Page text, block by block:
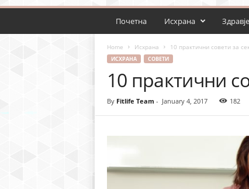
Почетна Исхрана Здравје
Home Исхрана 10 практични совети за
ИСХРАНА СОВЕТИ
10 практични
By Fitlife Team - January 4, 2017 182